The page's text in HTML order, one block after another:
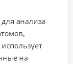
анализа
на